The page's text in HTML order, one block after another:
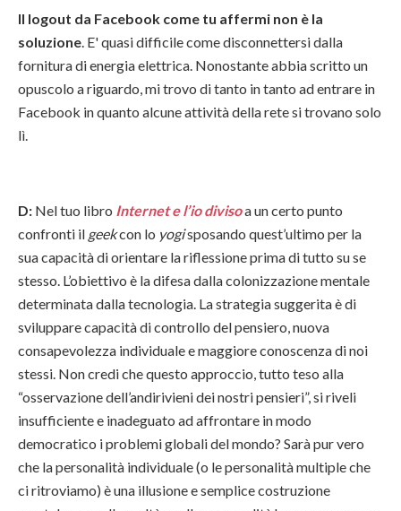
Il logout da Facebook come tu affermi non è la
soluzione . E' quasi difficile come disconnettersi dalla
fornitura di energia elettrica. Nonostante abbia scritto un
opuscolo a riguardo, mi trovo di tanto in tanto ad entrare in
Facebook in quanto alcune attività della rete si trovano solo
lì.
D: Nel tuo libro Internet e l’io divisoa un certo punto
confronti il geekcon lo yogisposando quest’ultimo per la
sua capacità di orientare la riflessione prima di tutto su se
stesso. L’obiettivo è la difesa dalla colonizzazione mentale
determinata dalla tecnologia. La strategia suggerita è di
sviluppare capacità di controllo del pensiero, nuova
consapevolezza individuale e maggiore conoscenza di noi
stessi. Non credi che questo approccio, tutto teso alla
“osservazione dell’andirivieni dei nostri pensieri”, si riveli
insufficiente e inadeguato ad affrontare in modo
democratico i problemi globali del mondo? Sarà pur vero
che la personalità individuale (o le personalità multiple che
ci ritroviamo) è una illusione e semplice costruzione